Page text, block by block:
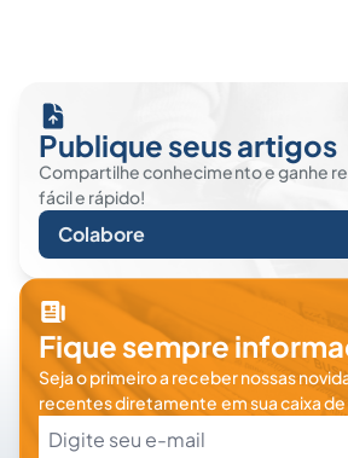
Publique seus artigos
Compartilhe conhecimento e ganhe
fácil e rápido!
Colabore
Fique sempre
Seja o primeiro a receber nossas
recentes diretamente em sua caixa